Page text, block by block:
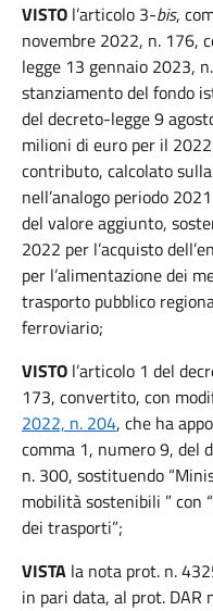
VISTO l’articolo 3-bis,
novembre 2022, n. 176,
legge 13 gennaio 2023,
stanziamento del fondo
del decreto-legge 9
milioni di euro per il
contributo, calcolato
nell’analogo periodo
del valore aggiunto,
2022 per l’acquisto
per l’alimentazione dei
trasporto pubblico
ferroviario;
VISTO l’articolo 1 del
173, convertito, con
2022, n. 204, che ha
comma 1, numero 9, del
n. 300, sostituendo
mobilità sostenibili ”
dei trasporti”;
VISTA la nota prot. n.
in pari data, al prot. DAR